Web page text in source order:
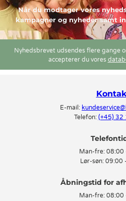
Når du modtager vores
kampagner og nyheder samt
Nyhedsbrevet udsendes flere gange
accepterer du vores
E-mail:
Telefon: (+45) 32
Man-fre: 08:00
Lør-søn: 09:00
Man-fre: 08:00